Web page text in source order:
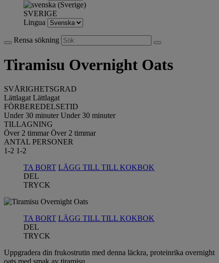
SVERIGE
Lingua
Rensa sökning
Tiramisu Overnight Oats
SVÅRIGHETSGRAD
Lättlagat Lättlagat
FÖRBEREDELSETID
Under 30 minuter Under 30 minuter
TILLAGNING
Över 2 timmar Över 2 timmar
ANTAL PERSONER
1-2 1-2
TA BORT LÄGG TILL TILL KOKBOK
DEL
TRYCK
TA BORT LÄGG TILL TILL KOKBOK
DEL
TRYCK
Uppgradera din frukostrutin med denna läckra, proteinrika overnight
oats med smak av tiramisu.